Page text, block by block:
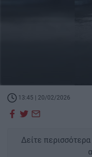
13:45 | 20/02/2026
Δείτε